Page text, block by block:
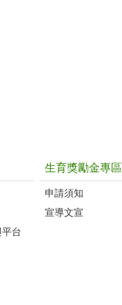
台
生育獎勵金專區
申請須知
宣導文宣